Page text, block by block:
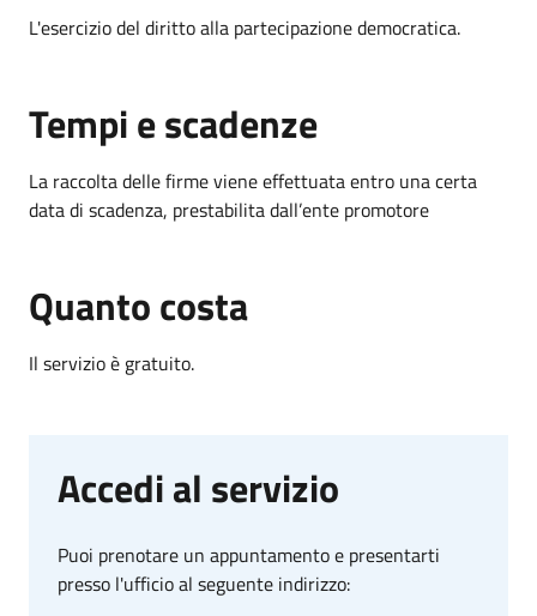
L'esercizio del diritto alla partecipazione democratica.
Tempi e scadenze
La raccolta delle firme viene effettuata entro una certa
data di scadenza, prestabilita dall’ente promotore
Quanto costa
Il servizio è gratuito.
Accedi al servizio
Puoi prenotare un appuntamento e presentarti
presso l'ufficio al seguente indirizzo: